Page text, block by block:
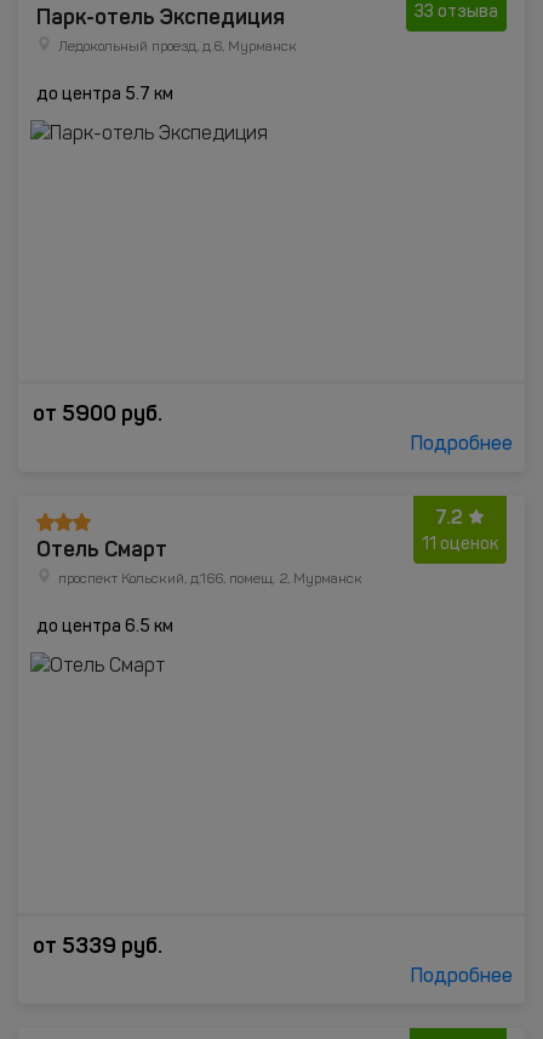
33 отзыва
Парк-отель Экспедиция
Ледокольный проезд, д.6, Мурманск
до центра 5.7 км
от 5900 руб.
Подробнее
7.2
11 оценок
Отель Смарт
проспект Кольский, д.166, помещ. 2, Мурманск
до центра 6.5 км
от 5339 руб.
Подробнее